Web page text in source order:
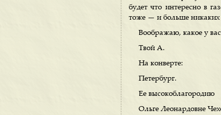
будет что интересно в
тоже — и больше никаких
Воображаю, какое у
Твой А.
На конверте:
Петербург.
Ее высокоблагородию
Ольге Леонардовне